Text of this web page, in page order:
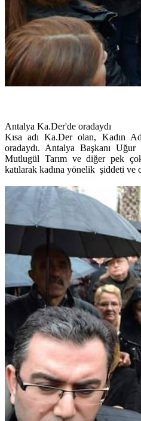
Antalya Ka.Der'de oradaydı
Kısa adı Ka.Der olan, Kadın
oradaydı. Antalya Başkanı
Mutlugül Tarım ve diğer pek
katılarak kadına yönelik şiddeti ve